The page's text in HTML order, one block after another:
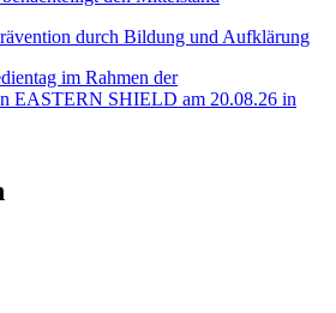
durch Bildung und Aufklärung
im Rahmen der
EASTERN SHIELD am 20.08.26 in